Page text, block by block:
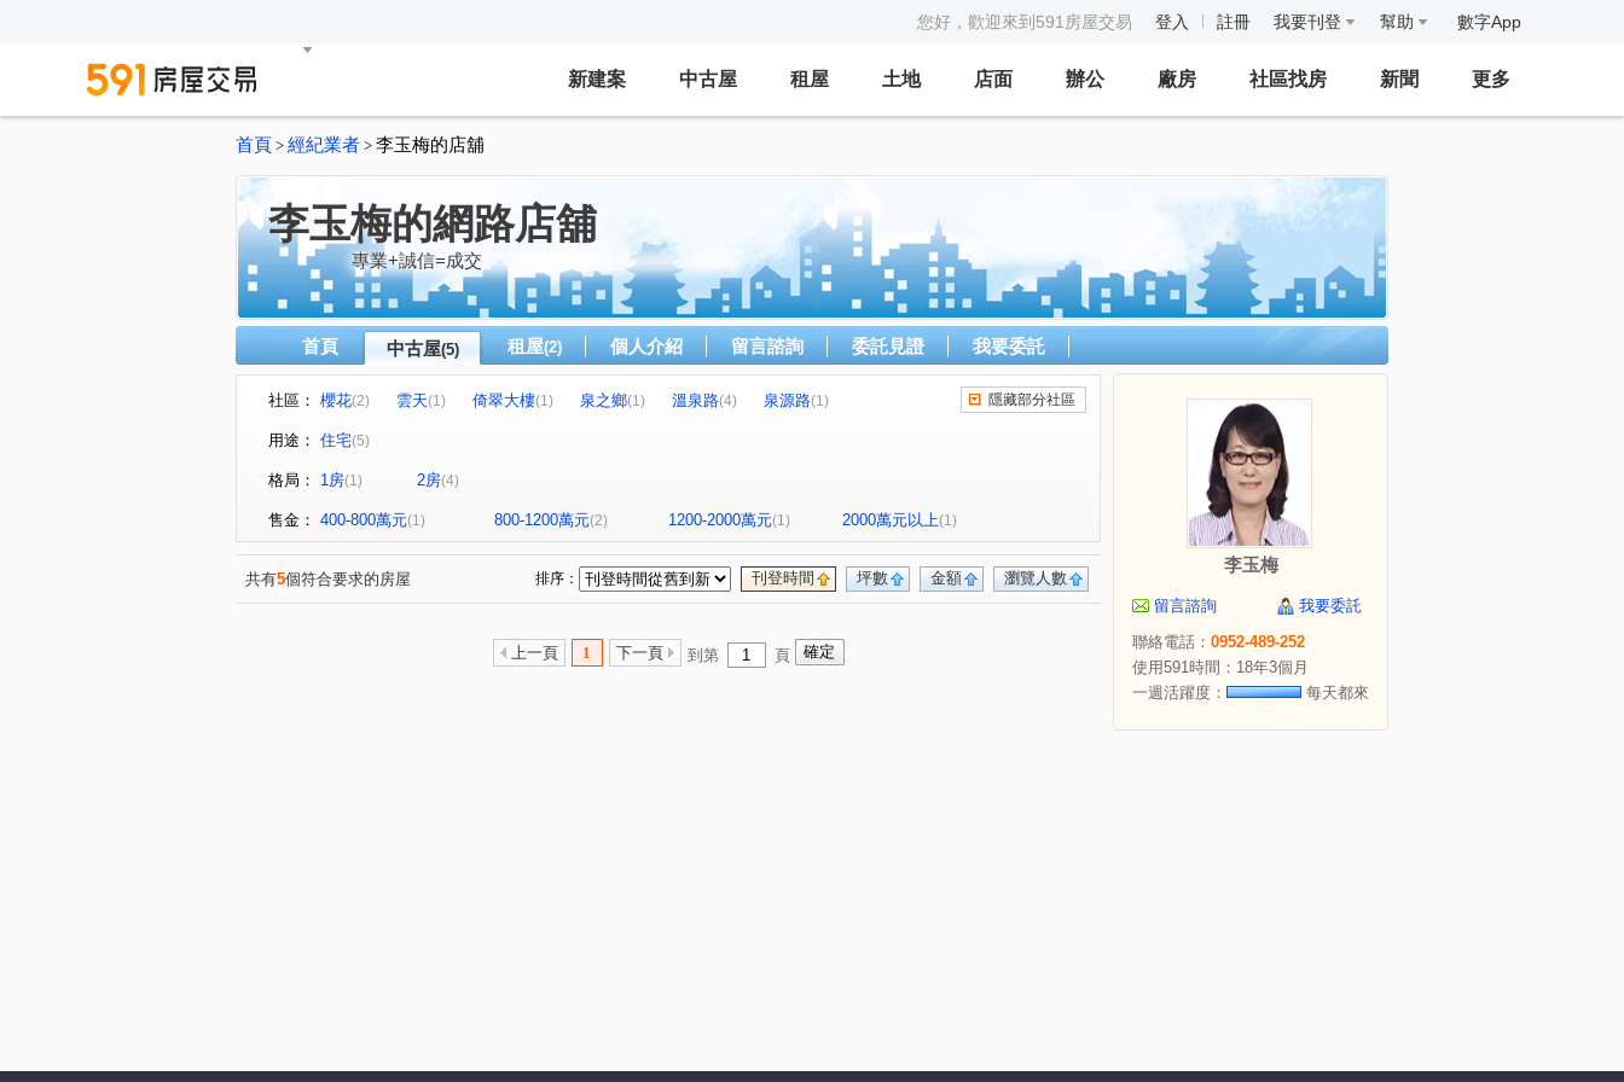
您好，歡迎來到591房屋交易 登入 註冊 我要刊登 幫助 數字App
新建案 中古屋 租屋 土地 店面 辦公 廠房 社區找房 新聞 更多
首頁 > 經紀業者 > 李玉梅的店舖
李玉梅的網路店舖
專業+誠信=成交
首頁 中古屋(5) 租屋(2) 個人介紹 留言諮詢 委託見證 我要委託
社區： 櫻花(2) 雲天(1) 倚翠大樓(1) 泉之鄉(1) 溫泉路(4) 泉源路(1) 隱藏部分社區
用途： 住宅(5)
格局： 1房(1) 2房(4)
售金： 400-800萬元(1) 800-1200萬元(2) 1200-2000萬元(1) 2000萬元以上(1)
共有5個符合要求的房屋 瀏覽人數
金額
坪數
刊登時間
排序：
上一頁 1 下一頁 到第 頁
李玉梅
留言諮詢
我要委託
聯絡電話： 0952-489-252
使用591時間：18年3個月
一週活躍度：
每天都來